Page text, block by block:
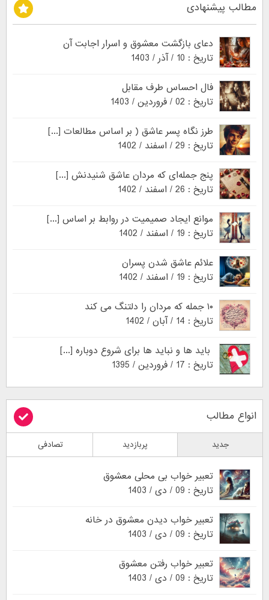
مطالب پیشنهادی
دعای بازگشت معشوق و اسرار اجابت آن
تاریخ : 10 / آذر / 1403
فال احساس طرف مقابل
تاریخ : 02 / فروردین / 1403
طرز نگاه پسر عاشق ( بر اساس مطالعات [...]
تاریخ : 29 / اسفند / 1402
پنج جمله‌ای که مردان عاشق شنیدنش [...]
تاریخ : 26 / اسفند / 1402
موانع ایجاد صمیمیت در روابط بر اساس [...]
تاریخ : 19 / اسفند / 1402
علائم عاشق شدن پسران
تاریخ : 19 / اسفند / 1402
۱۰ جمله که مردان را دلتنگ می کند
تاریخ : 14 / آبان / 1402
باید ها و نباید ها برای شروع دوباره [...]
تاریخ : 17 / فروردین / 1395
انواع مطالب
جدید پربازدید تصادفی
تعبیر خواب بی محلی معشوق
تاریخ : 09 / دی / 1403
تعبیر خواب دیدن معشوق در خانه
تاریخ : 09 / دی / 1403
تعبیر خواب رفتن معشوق
تاریخ : 09 / دی / 1403